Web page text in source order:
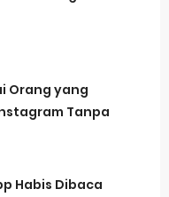
Orang yang
Tanpa
Habis Dibaca